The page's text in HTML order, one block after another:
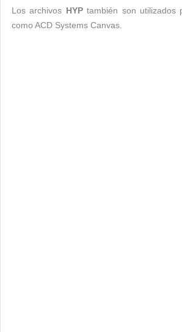
Los archivos HYPtambién son utilizados
como ACD Systems Canvas.